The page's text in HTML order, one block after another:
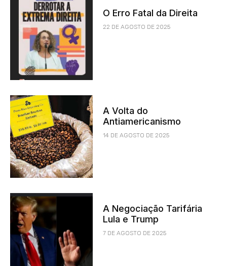
O Erro Fatal da Direita
22 DE AGOSTO DE 2025
A Volta do
Antiamericanismo
14 DE AGOSTO DE 2025
A Negociação Tarifária
Lula e Trump
7 DE AGOSTO DE 2025